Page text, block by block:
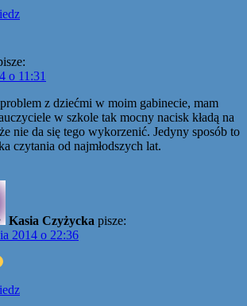
o 11:31
z dziećmi w moim gabinecie, mam
w szkole tak mocny nacisk kładą na
nie da się tego wykorzenić. Jedyny sposób to
czytania od najmłodszych lat.
Kasia Czyżycka pisze:
2014 o 22:36